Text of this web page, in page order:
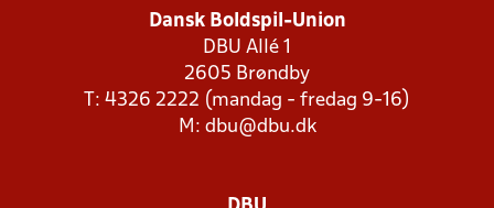
Dansk Boldspil-Union
DBU Allé 1
2605 Brøndby
T: 4326 2222 (mandag - fredag 9-16)
M: dbu@dbu.dk